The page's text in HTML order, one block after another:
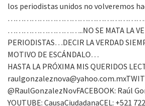
los periodistas unidos no volveremos
………………………..NO SE MATA LA
PERIODISTAS…DECIR LA VERDAD
MOTIVO DE ESCÁNDALO…
HASTA LA PRÓXIMA MIS QUERIDOS
@RaulGonzalezNovFACEBOOK: Raúl
YOUTUBE: CausaCiudadanaCEL: +521